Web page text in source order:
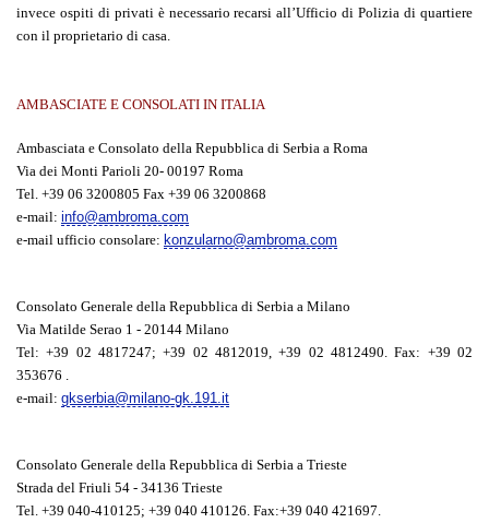
invece ospiti di privati è necessario recarsi all’Ufficio di Polizia di quartiere
con il proprietario di casa.
AMBASCIATE E CONSOLATI IN ITALIA
Ambasciata e Consolato della Repubblica di Serbia a Roma
Via dei Monti Parioli 20- 00197 Roma
Tel. +39 06 3200805 Fax +39 06 3200868
e-mail: info@ambroma.com
e-mail ufficio consolare: konzularno@ambroma.com
Consolato Generale della Repubblica di Serbia a Milano
Via Matilde Serao 1 - 20144 Milano
Tel: +39 02 4817247; +39 02 4812019, +39 02 4812490. Fax: +39 02
353676 .
e-mail: gkserbia@milano-gk.191.it
Consolato Generale della Repubblica di Serbia a Trieste
Strada del Friuli 54 - 34136 Trieste
Tel. +39 040-410125; +39 040 410126. Fax:+39 040 421697.